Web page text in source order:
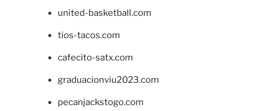
united-basketball.com
tios-tacos.com
cafecito-satx.com
graduacionviu2023.com
pecanjackstogo.com